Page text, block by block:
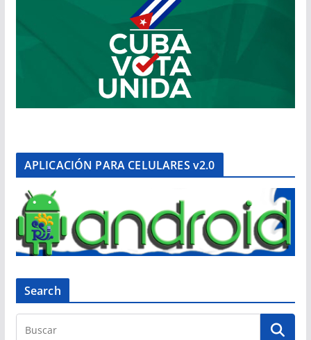
APLICACIÓN PARA CELULARES v2.0
Search